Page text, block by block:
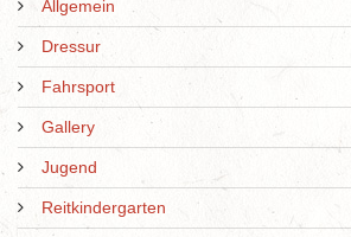
Allgemein
Dressur
Fahrsport
Gallery
Jugend
Reitkindergarten